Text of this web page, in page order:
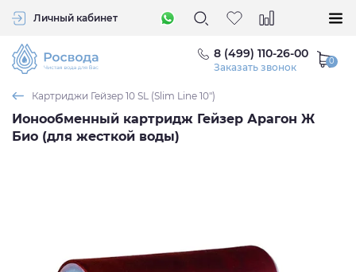
Личный кабинет
8 (499) 110-26-00
Заказать звонок
Картриджи Гейзер 10 SL (Slim Line 10")
Ионообменный картридж Гейзер Арагон Ж
Био (для жесткой воды)